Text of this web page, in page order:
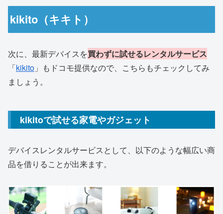
kikito（キキト）
次に、最新デバイスを買わずに試せるレンタルサービス
「kikito 」もドコモ提供なので、こちらもチェックしてみ
ましょう。
kikitoで試せる家電やガジェット
デバイスレンタルサービスとして、以下のような幅広い商
品を借りることが出来ます。